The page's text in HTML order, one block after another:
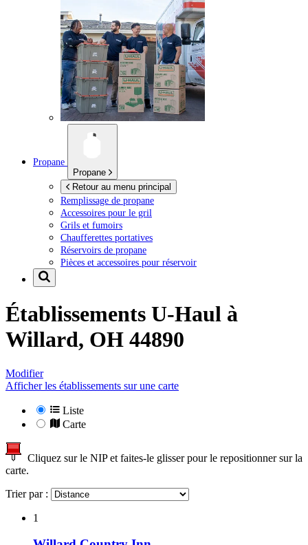
Propane
Propane
Retour au menu principal
Remplissage de propane
Accessoires pour le gril
Grils et fumoirs
Chaufferettes portatives
Réservoirs de propane
Pièces et accessoires pour réservoir
Établissements U-Haul à
Willard, OH 44890
Modifier
Afficher les établissements sur une carte
Liste
Carte
Cliquez sur le NIP et faites-le glisser pour le repositionner sur la
carte.
Trier par :
1